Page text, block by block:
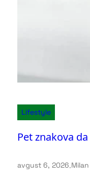
Lifestyle
Pet znakova
avgust 6, 2026.